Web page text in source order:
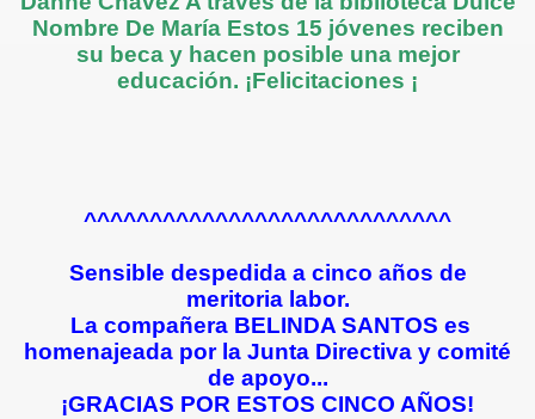
Nombre De María Estos 15 jóvenes reciben
su beca y hacen posible una mejor
educación. ¡Felicitaciones ¡
^^^^^^^^^^^^^^^^^^^^^^^^^^^^
Sensible despedida a cinco años de
meritoria labor.
La compañera BELINDA SANTOS es
homenajeada por la Junta Directiva y comité
de apoyo...
¡GRACIAS POR ESTOS CINCO AÑOS!